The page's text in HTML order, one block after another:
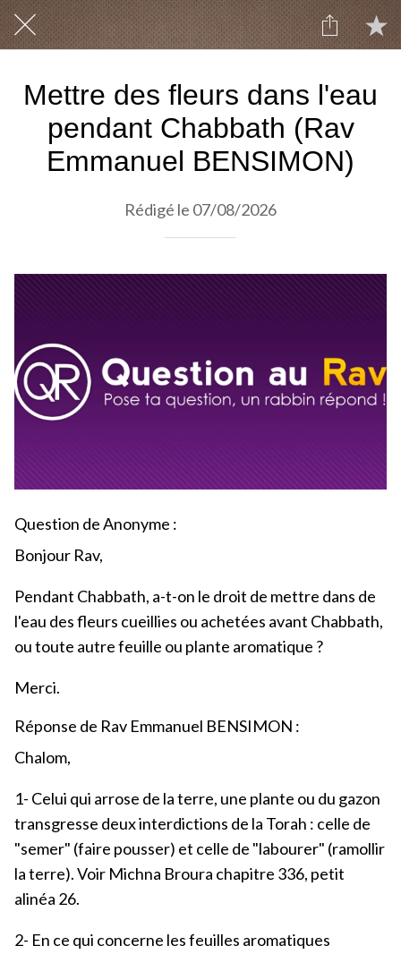
Mettre des fleurs dans l'eau
pendant Chabbath (Rav
Emmanuel BENSIMON)
Rédigé le 07/08/2026
Question de Anonyme :
Bonjour Rav,
Pendant Chabbath, a-t-on le droit de mettre dans de
l'eau des fleurs cueillies ou achetées avant Chabbath,
ou toute autre feuille ou plante aromatique ?
Merci.
Réponse de Rav Emmanuel BENSIMON :
Chalom,
1- Celui qui arrose de la terre, une plante ou du gazon
transgresse deux interdictions de la Torah : celle de
"semer" (faire pousser) et celle de "labourer" (ramollir
la terre). Voir Michna Broura chapitre 336, petit
alinéa 26.
2- En ce qui concerne les feuilles aromatiques